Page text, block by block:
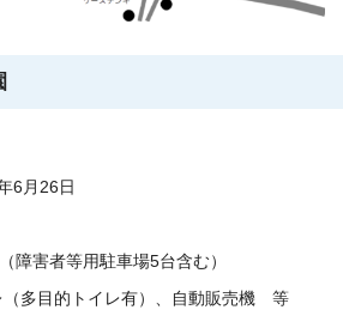
6月26日
害者等用駐車場5台含む）
多目的トイレ有）、自動販売機 等